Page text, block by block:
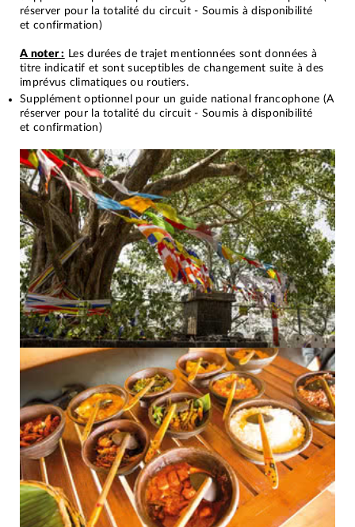
réserver pour la totalité du circuit - Soumis à disponibilité
et confirmation)
A noter : Les durées de trajet mentionnées sont données à
titre indicatif et sont suceptibles de changement suite à des
imprévus climatiques ou routiers.
Supplément optionnel pour un guide national francophone (A
réserver pour la totalité du circuit - Soumis à disponibilité
et confirmation)